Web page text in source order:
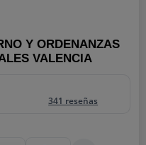
Y ORDENANZAS
VALENCIA
341 reseñas